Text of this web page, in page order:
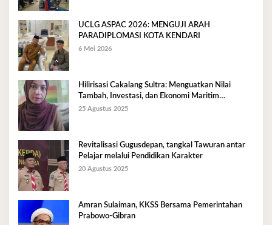
UCLG ASPAC 2026: MENGUJI ARAH
PARADIPLOMASI KOTA KENDARI
6 Mei 2026
Hilirisasi Cakalang Sultra: Menguatkan Nilai
Tambah, Investasi, dan Ekonomi Maritim
Berkelanjutan
25 Agustus 2025
Revitalisasi Gugusdepan, tangkal Tawuran antar
Pelajar melalui Pendidikan Karakter
20 Agustus 2025
Amran Sulaiman, KKSS Bersama Pemerintahan
Prabowo-Gibran